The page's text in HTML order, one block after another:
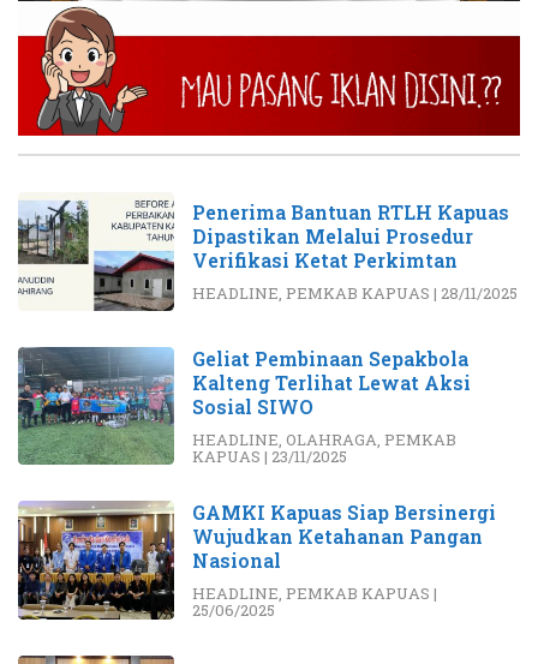
Penerima Bantuan RTLH Kapuas
Dipastikan Melalui Prosedur
Verifikasi Ketat Perkimtan
HEADLINE, PEMKAB KAPUAS | 28/11/2025
Geliat Pembinaan Sepakbola
Kalteng Terlihat Lewat Aksi
Sosial SIWO
HEADLINE, OLAHRAGA, PEMKAB
KAPUAS | 23/11/2025
GAMKI Kapuas Siap Bersinergi
Wujudkan Ketahanan Pangan
Nasional
HEADLINE, PEMKAB KAPUAS |
25/06/2025